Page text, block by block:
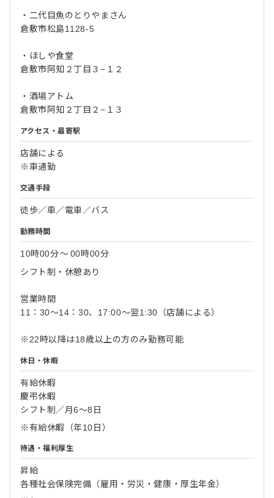
・二代目魚のとりやまさん
倉敷市松島1128-5
・ほしや食堂
倉敷市阿知２丁目３−１２
・酒場アトム
倉敷市阿知２丁目２−１３
アクセス・最寄駅
店舗による
※車通勤
交通手段
徒歩／車／電車／バス
勤務時間
10時00分〜00時00分
シフト制・休憩あり
営業時間
11：30～14：30、17:00～翌1:30（店舗による）
※22時以降は18歳以上の方のみ勤務可能
休日・休暇
有給休暇
慶弔休暇
シフト制／月6～8日
※有給休暇（年10日）
待遇・福利厚生
昇給
各種社会保険完備（雇用・労災・健康・厚生年金）